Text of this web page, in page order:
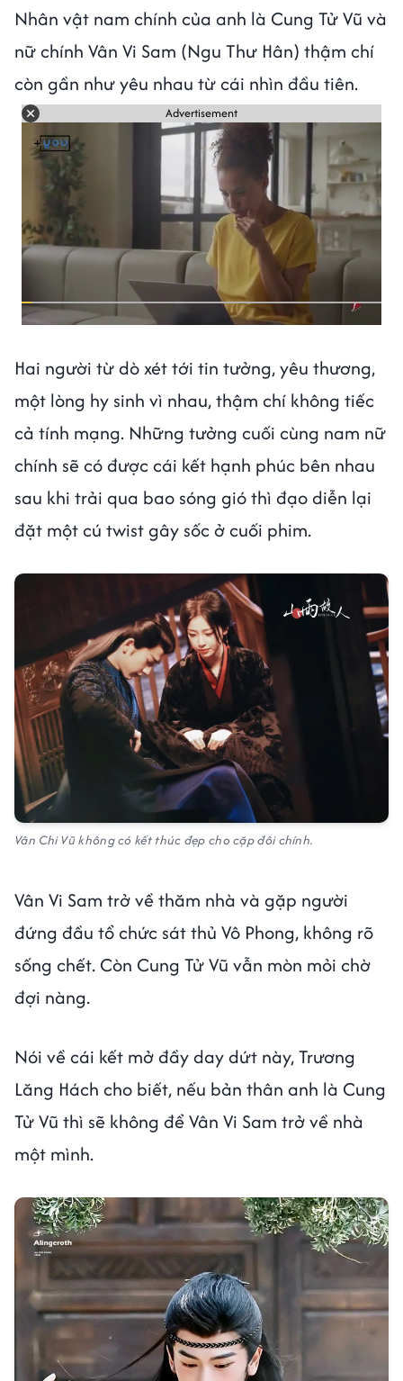
Nhân vật nam chính của anh là Cung Tử Vũ và
nữ chính Vân Vi Sam (Ngu Thư Hân) thậm chí
còn gần như yêu nhau từ cái nhìn đầu tiên.
Advertisement
Hai người từ dò xét tới tin tưởng, yêu thương,
một lòng hy sinh vì nhau, thậm chí không tiếc
cả tính mạng. Những tưởng cuối cùng nam nữ
chính sẽ có được cái kết hạnh phúc bên nhau
sau khi trải qua bao sóng gió thì đạo diễn lại
đặt một cú twist gây sốc ở cuối phim.
Vân Chi Vũ không có kết thúc đẹp cho cặp đôi chính.
Vân Vi Sam trở về thăm nhà và gặp người
đứng đầu tổ chức sát thủ Vô Phong, không rõ
sống chết. Còn Cung Tử Vũ vẫn mòn mỏi chờ
đợi nàng.
Nói về cái kết mở đầy day dứt này, Trương
Lăng Hách cho biết, nếu bản thân anh là Cung
Tử Vũ thì sẽ không để Vân Vi Sam trở về nhà
một mình.